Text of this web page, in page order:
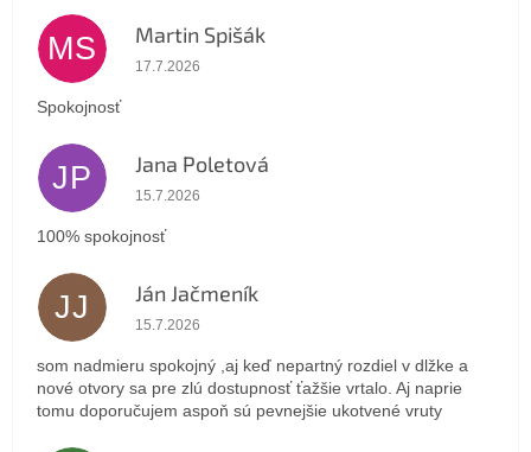
MS Martin Spišák
Hodnotenie obchodu je 5 z 5 hviezdičiek.
17.7.2026
Spokojnosť
JP Jana Poletová
Hodnotenie obchodu je 5 z 5 hviezdičiek.
15.7.2026
100% spokojnosť
JJ Ján Jačmeník
Hodnotenie obchodu je 5 z 5 hviezdičiek.
15.7.2026
som nadmieru spokojný ,aj keď nepartný rozdiel v dlžke a
nové otvory sa pre zlú dostupnosť ťažšie vrtalo. Aj naprie
tomu doporučujem aspoň sú pevnejšie ukotvené vruty